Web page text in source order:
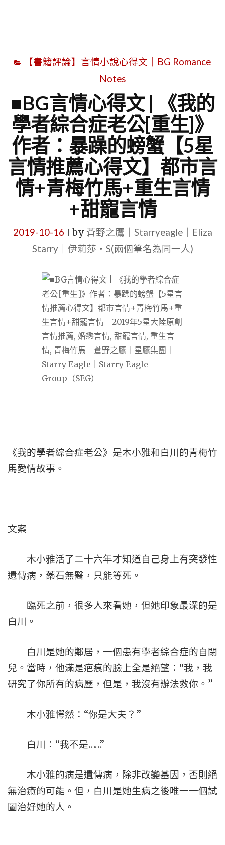
【書籍評論】言情小說心得文｜BG Romance
Notes
■BG言情心得文 | 《我的
學者綜合症老公[重生]》
作者：暴躁的螃蟹【5星
言情推薦心得文】都市言
情+青梅竹馬+重生言情
+甜寵言情
2019-10-16 by 蒼野之鷹｜Starryeagle｜Eliza
Starry｜伊莉莎・S(兩個筆名為同一人)
《我的學者綜合症老公》是木小雅和白川的青梅竹
馬愛情故事。
文案
木小雅活了二十六年才知道自己身上有突發性
遺傳病，藥石無醫，只能等死。
臨死之前，很多人來看她，但她印象最深的是
白川。
白川是她的鄰居，一個患有學者綜合症的自閉
兒。當時，他滿是疤痕的臉上全是絕望：“我，我
研究了你所有的病歷，但是，我沒有辦法救你。”
木小雅愕然：“你是大夫？”
白川：“我不是……”
木小雅的病是遺傳病，除非改變基因，否則絕
無治癒的可能。但，白川是她生病之後唯一一個試
圖治好她的人。